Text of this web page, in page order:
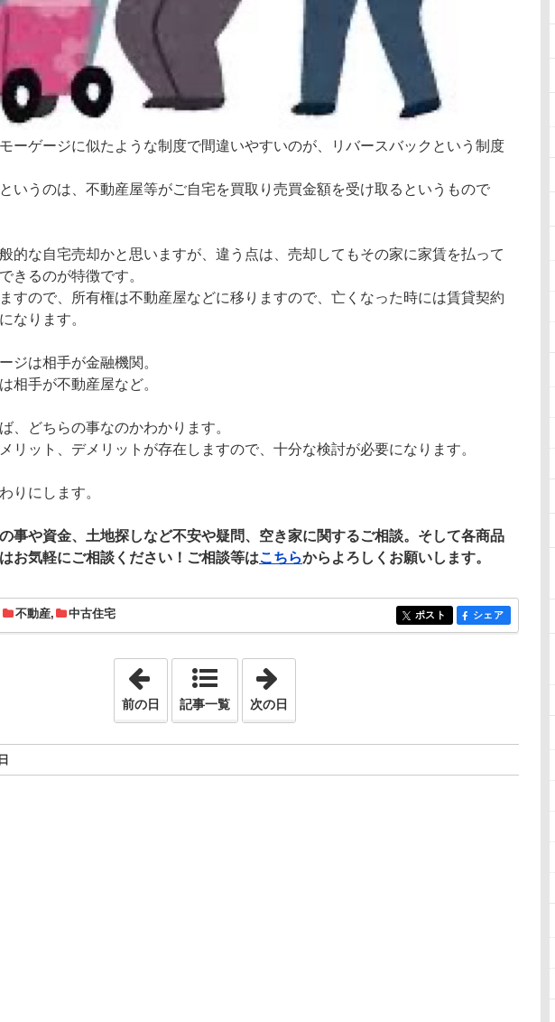
ーゲージに似たような制度で間違いやすいのが、リバースバックという制度
いうのは、不動産屋等がご自宅を買取り売買金額を受け取るというもので
的な自宅売却かと思いますが、違う点は、売却してもその家に家賃を払って
きるのが特徴です。
すので、所有権は不動産屋などに移りますので、亡くなった時には賃貸契約
なります。
ジは相手が金融機関。
相手が不動産屋など。
、どちらの事なのかわかります。
リット、デメリットが存在しますので、十分な検討が必要になります。
りにします。
事や資金、土地探しなど不安や疑問、空き家に関するご相談。そして各商品
お気軽にご相談ください！ご相談等はこちらからよろしくお願いします。
不動産, 中古住宅 entry1878
ポスト entry1878
シェア
「2025年5月22日」
前の日 記事一覧 次の日